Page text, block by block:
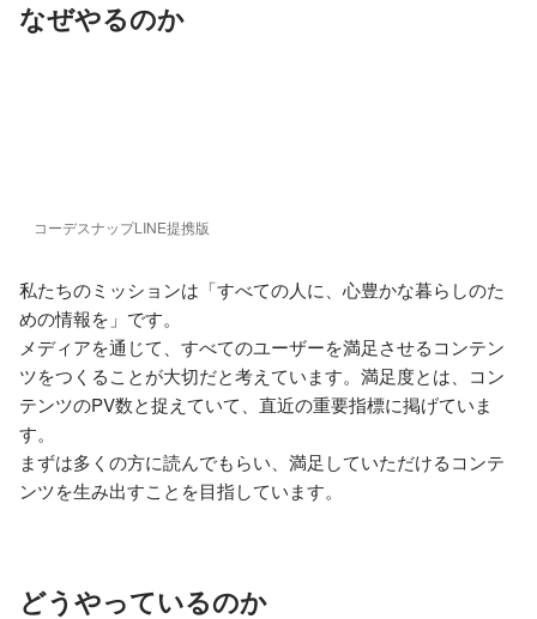
なぜやるのか
コーデスナップLINE提携版
私たちのミッションは「すべての人に、心豊かな暮らしのた
めの情報を」です。
メディアを通じて、すべてのユーザーを満足させるコンテン
ツをつくることが大切だと考えています。満足度とは、コン
テンツのPV数と捉えていて、直近の重要指標に掲げていま
す。
まずは多くの方に読んでもらい、満足していただけるコンテ
ンツを生み出すことを目指しています。
どうやっているのか